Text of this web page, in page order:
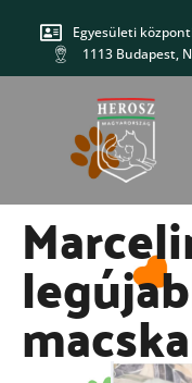
Egyesületi
1113 Budapest,